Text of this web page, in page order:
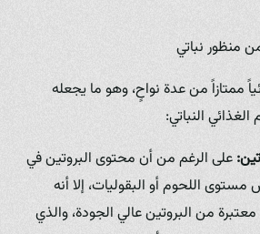
منظور نباتي
ممتازاً من عدة نواحٍ، وهو ما يجعله
النباتي:
على الرغم من أن محتوى البروتين في
اللحوم أو البقوليات، إلا أنه
من البروتين عالي الجودة، والذي